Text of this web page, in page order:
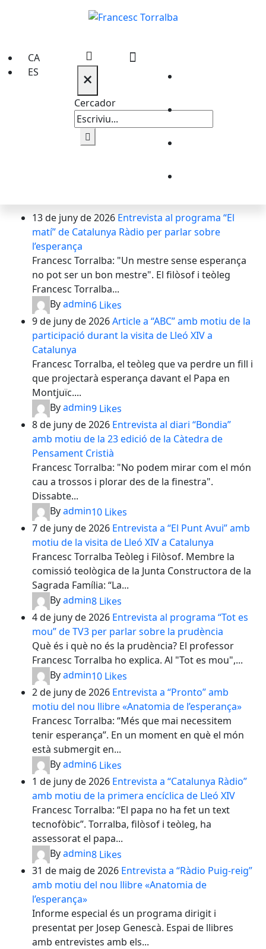
CA
ES
×
Cercador
13 de juny de 2026 Entrevista al programa “El
matí” de Catalunya Ràdio per parlar sobre
l’esperança
Francesc Torralba: "Un mestre sense esperança
no pot ser un bon mestre". El filòsof i teòleg
Francesc Torralba...
Byadmin6 Likes
9 de juny de 2026Article a “ABC” amb motiu de la
participació durant la visita de Lleó XIV a
Catalunya
Francesc Torralba, el teòleg que va perdre un fill i
que projectarà esperança davant el Papa en
Montjuïc....
Byadmin9 Likes
8 de juny de 2026 Entrevista al diari “Bondia”
amb motiu de la 23 edició de la Càtedra de
Pensament Cristià
Francesc Torralba: "No podem mirar com el món
cau a trossos i plorar des de la finestra".
Dissabte...
Byadmin10 Likes
7 de juny de 2026 Entrevista a “El Punt Avui” amb
motiu de la visita de Lleó XIV a Catalunya
Francesc Torralba Teòleg i Filòsof. Membre la
comissió teològica de la Junta Constructora de la
Sagrada Família: “La...
Byadmin8 Likes
4 de juny de 2026 Entrevista al programa “Tot es
mou” de TV3 per parlar sobre la prudència
Què és i què no és la prudència? El professor
Francesc Torralba ho explica. Al "Tot es mou",...
Byadmin10 Likes
2 de juny de 2026 Entrevista a “Pronto” amb
motiu del nou llibre «Anatomia de l’esperança»
Francesc Torralba: “Més que mai necessitem
tenir esperança”. En un moment en què el món
està submergit en...
Byadmin6 Likes
1 de juny de 2026 Entrevista a “Catalunya Ràdio”
amb motiu de la primera encíclica de Lleó XIV
Francesc Torralba: “El papa no ha fet un text
tecnofòbic”. Torralba, filòsof i teòleg, ha
assessorat el papa...
Byadmin8 Likes
31 de maig de 2026 Entrevista a “Ràdio Puig-reig”
amb motiu del nou llibre «Anatomia de
l’esperança»
Informe especial és un programa dirigit i
presentat per Josep Genescà. Espai de llibres
amb entrevistes amb els...